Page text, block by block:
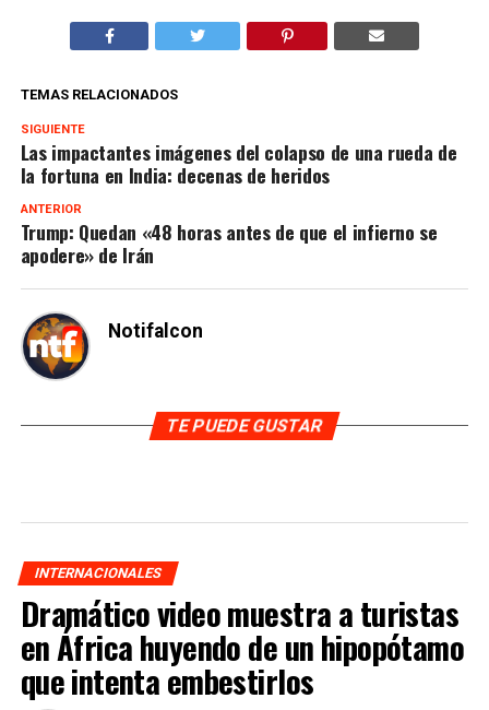
TEMAS RELACIONADOS
SIGUIENTE
Las impactantes imágenes del colapso de una rueda de
la fortuna en India: decenas de heridos
ANTERIOR
Trump: Quedan «48 horas antes de que el infierno se
apodere» de Irán
Notifalcon
TE PUEDE GUSTAR
INTERNACIONALES
Dramático video muestra a turistas
en África huyendo de un hipopótamo
que intenta embestirlos